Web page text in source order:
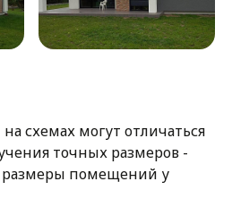
схемах могут отличаться
точных размеров -
размеры помещений у